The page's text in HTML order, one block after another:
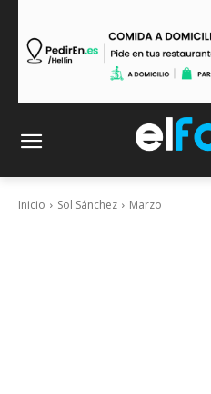
Inicio Sol Sánchez Marzo